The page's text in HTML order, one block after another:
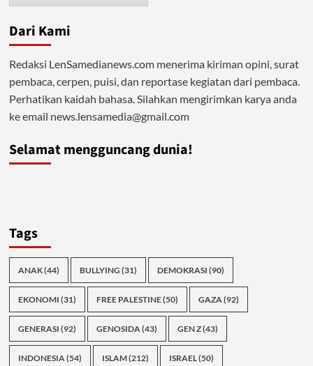
Bangsa:
Selamatkan
Negeri”
Dari Kami
Redaksi LenSamedianews.com menerima kiriman opini, surat
pembaca, cerpen, puisi, dan reportase kegiatan dari pembaca.
Perhatikan kaidah bahasa. Silahkan mengirimkan karya anda
ke email news.lensamedia@gmail.com
Selamat mengguncang dunia!
Tags
ANAK(44) BULLYING (31) DEMOKRASI (90)
EKONOMI (31) FREE PALESTINE(50) GAZA(92)
GENERASI (92) GENOSIDA(43) GEN Z(43)
INDONESIA(54) ISLAM(212) ISRAEL(50)